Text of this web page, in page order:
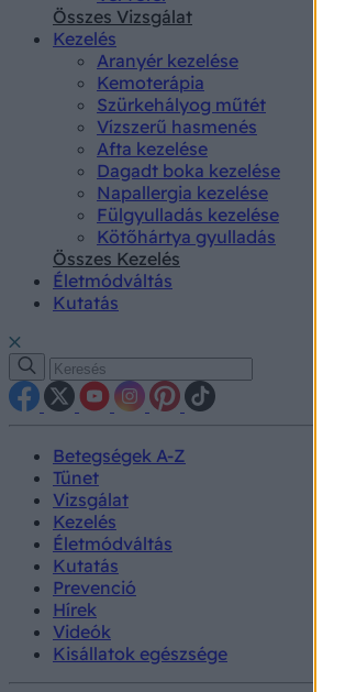
Összes Vizsgálat
Kezelés
Aranyér kezelése
Kemoterápia
Szürkehályog műtét
Vízszerű hasmenés
Afta kezelése
Dagadt boka kezelése
Napallergia kezelése
Fülgyulladás kezelése
Kötőhártya gyulladás
Összes Kezelés
Életmódváltás
Kutatás
Betegségek A-Z
Tünet
Vizsgálat
Kezelés
Életmódváltás
Kutatás
Prevenció
Hírek
Videók
Kisállatok egészsége